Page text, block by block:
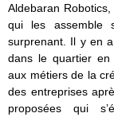
Aldebaran
qui les assemble
surprenant. Il y en
dans le quartier en
aux métiers de la
des entreprises
proposées qui